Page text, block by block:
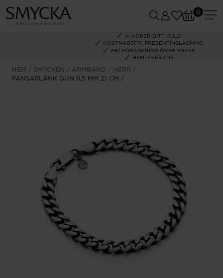
VI KÖPER DITT GULD
KOSTNADSFRI PRESENTINSLAGNING
FRI FÖRSÄKRING ÖVER 695KR
HEMLEVERANS
0
HEM SMYCKEN ARMBAND
HERR
PANSARLÄNK GUN 6,5 MM 21 CM